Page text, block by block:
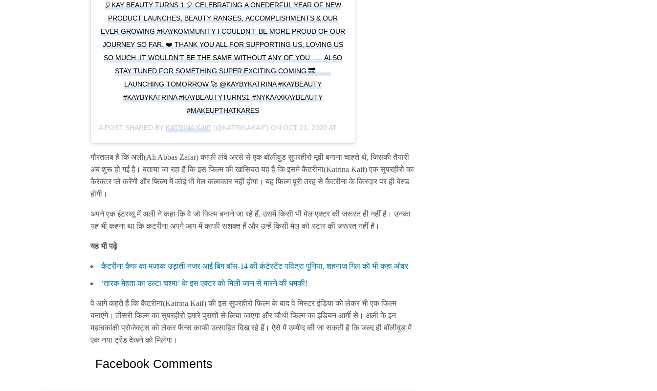
🎈KAY BEAUTY TURNS 1 🎈 CELEBRATING A ONEDERFUL YEAR OF NEW
PRODUCT LAUNCHES, BEAUTY RANGES, ACCOMPLISHMENTS & OUR
EVER GROWING #KAYKOMMUNITY I COULDN’T BE MORE PROUD OF OUR
JOURNEY SO FAR. ❤️ THANK YOU ALL FOR SUPPORTING US, LOVING US
SO MUCH ,IT WOULDN’T BE THE SAME WITHOUT ANY OF YOU ….. ALSO
STAY TUNED FOR SOMETHING SUPER EXCITING COMING 🔜…….
LAUNCHING TOMORROW 🚀 @KAYBYKATRINA #KAYBEAUTY
#KAYBYKATRINA #KAYBEAUTYTURNS1 #NYKAAXKAYBEAUTY
#MAKEUPTHATKARES
A POST SHARED BYKATRINA KAIF (@KATRINAKAIF) ON OCT 21, 2020 AT 9:57PM PDT
गौरतलब है कि अली(Ali Abbas Zafar) काफी लंबे अरसे से एक बॉलीवुड सुपरहीरो मूवी बनाना चाहते थे, जिसकी तैयारी
अब शुरू हो गई है। बताया जा रहा है कि इस फिल्म की खासियत यह है कि इसमें कैटरीना(Katrina Kaif) एक सुपरहीरो का
कैरेक्टर प्ले करेंगी और फिल्म में कोई भी मेल कलाकार नहीं होगा। यह फिल्म पूरी तरह से कैटरीना के किरदार पर ही बेस्ड
होगी।
अपने एक इंटरव्यू में अली ने कहा कि वे जो फिल्म बनाने जा रहे हैं, उसमें किसी भी मेल एक्टर की जरूरत ही नहीं है। उनका
यह भी कहना था कि कटरीना अपने आप में काफी सशक्त हैं और उन्हें किसी मेल को-स्टार की जरूरत नहीं है।
यह भी पढ़े
कैटरीना कैफ का मजाक उड़ाती नजर आई बिग बॉस-14 की कंटेस्टेंट पवित्रा पुनिया, शहनाज गिल को भी कहा ओवर
‘तारक मेहता का उल्टा चश्मा’ के इस एक्टर को मिली जान से मारने की धमकी!
वे आगे कहते हैं कि कैटरीना(Katrina Kaif) की इस सुपरहीरो फिल्म के बाद वे मिस्टर इंडिया को लेकर भी एक फिल्म
बनाएंगे। तीसरी फिल्म का सुपरहीरो हमारे पुराणों से लिया जाएगा और चौथी फिल्म का इंडियन आर्मी से। अली के इन
महत्वकांक्षी प्रोजेक्ट्स को लेकर फैन्स काफी उत्साहित दिख रहे हैं। ऐसे में उम्मीद की जा सकती है कि जल्द ही बॉलीवुड में
एक नया ट्रेंड देखने को मिलेगा।
Facebook Comments